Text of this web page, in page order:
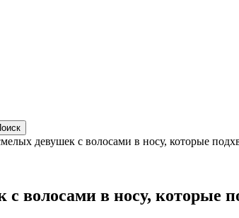
девушек с волосами в носу, которые
с волосами в носу, которые